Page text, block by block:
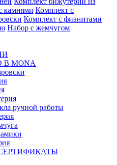
камнями Комплект с
Комплект с фианитами
Набор с жемчугом
MONA
ручной работы